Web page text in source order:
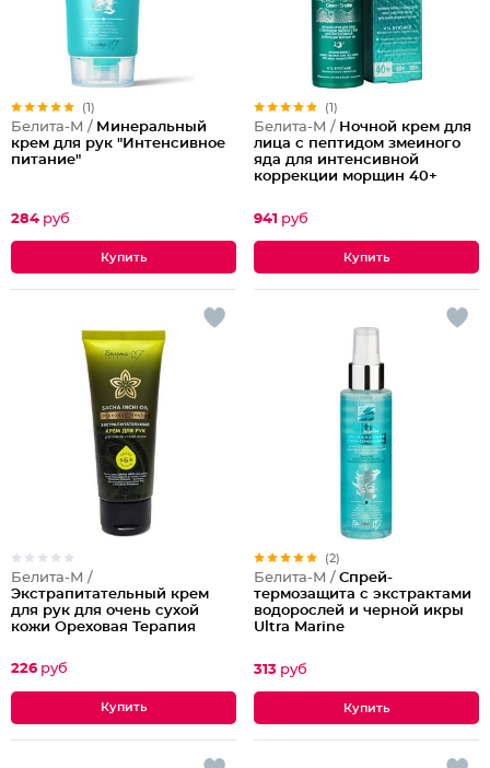
(1)
Белита-М / Минеральный
крем для рук "Интенсивное
питание"
284 руб
(1)
Белита-М / Ночной крем для
лица с пептидом змеиного
яда для интенсивной
коррекции морщин 40+
941 руб
Белита-М /
Экстрапитательный крем
для рук для очень сухой
кожи Ореховая Терапия
226 руб
(2)
Белита-М / Cпрей-
термозащита с экстрактами
водорослей и черной икры
Ultra Marinе
313 руб